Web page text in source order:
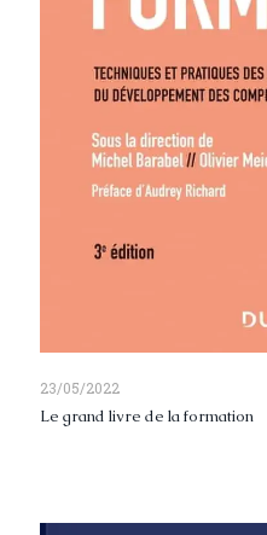
23/05/2022
Le grand livre de la formation